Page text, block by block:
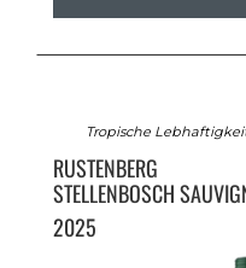
Tropische
RUSTENBERG
STELLENBOSCH
2025